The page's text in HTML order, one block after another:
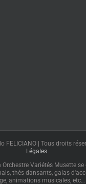
FELICIANO | Tous droits
Légales
Orchestre Variétés Musette
thés dansants, galas
animations musicales, etc…